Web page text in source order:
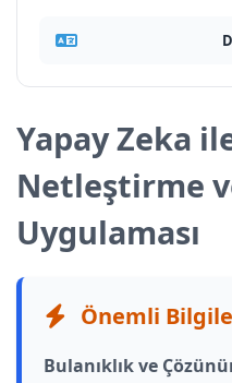
Yapay Zeka
Netleştirme
Uygulaması
Önemli
Bulanıklık ve